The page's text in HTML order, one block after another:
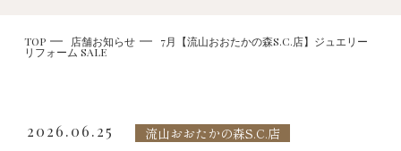
TOP 店舗お知らせ 7月【流山おおたかの森S.C.店】ジュエリー
リフォーム SALE
2026.06.25 流山おおたかの森S.C.店